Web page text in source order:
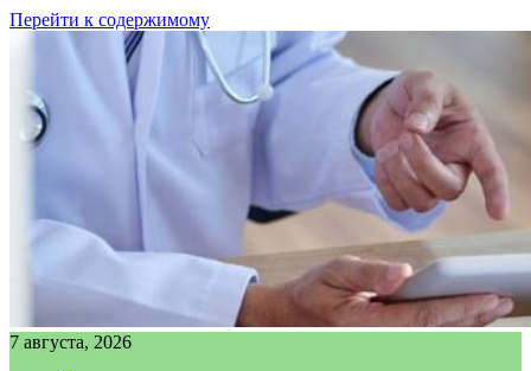
Перейти к содержимому
7 августа, 2026